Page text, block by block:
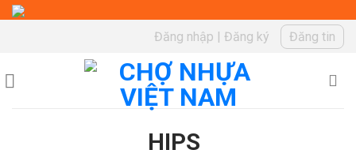
Skip
Đăng nhập | Đăng ký Đăng tin
HIPS